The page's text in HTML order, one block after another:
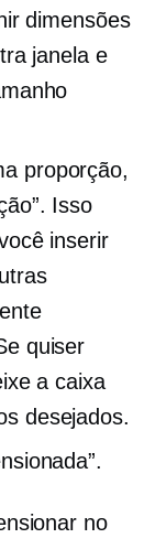
dimensões
janela e
proporção,
Isso
inserir
quiser
a caixa
desejados.
no